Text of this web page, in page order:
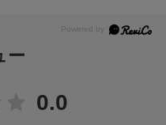
ー
0.0